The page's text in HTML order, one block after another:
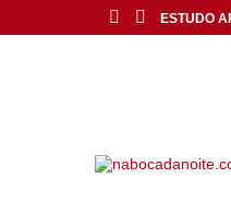
ESTUDO